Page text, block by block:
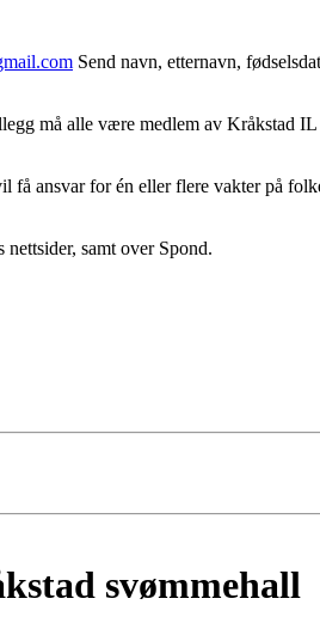
Send navn, etternavn,
må alle være medlem av Kråkstad
få ansvar for én eller flere vakter på
samt over Spond.
svømmehall